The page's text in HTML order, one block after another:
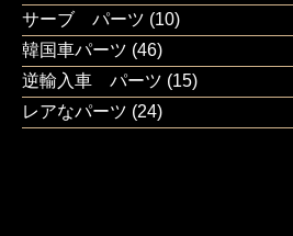
サーブ パーツ (10)
韓国車パーツ (46)
逆輸入車 パーツ (15)
レアなパーツ (24)